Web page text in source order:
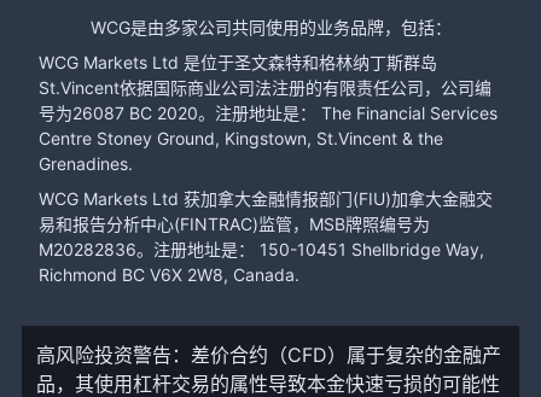
WCG是由多家公司共同使用的业务品牌，包括：
WCG Markets Ltd 是位于圣文森特和格林纳丁斯群岛
St.Vincent依据国际商业公司法注册的有限责任公司，公司编
号为26087 BC 2020。注册地址是： The Financial Services
Centre Stoney Ground, Kingstown, St.Vincent & the
Grenadines.
WCG Markets Ltd 获加拿大金融情报部门(FIU)加拿大金融交
易和报告分析中心(FINTRAC)监管，MSB牌照编号为
M20282836。注册地址是： 150-10451 Shellbridge Way,
Richmond BC V6X 2W8, Canada.
高风险投资警告：差价合约（CFD）属于复杂的金融产
品，其使用杠杆交易的属性导致本金快速亏损的可能性